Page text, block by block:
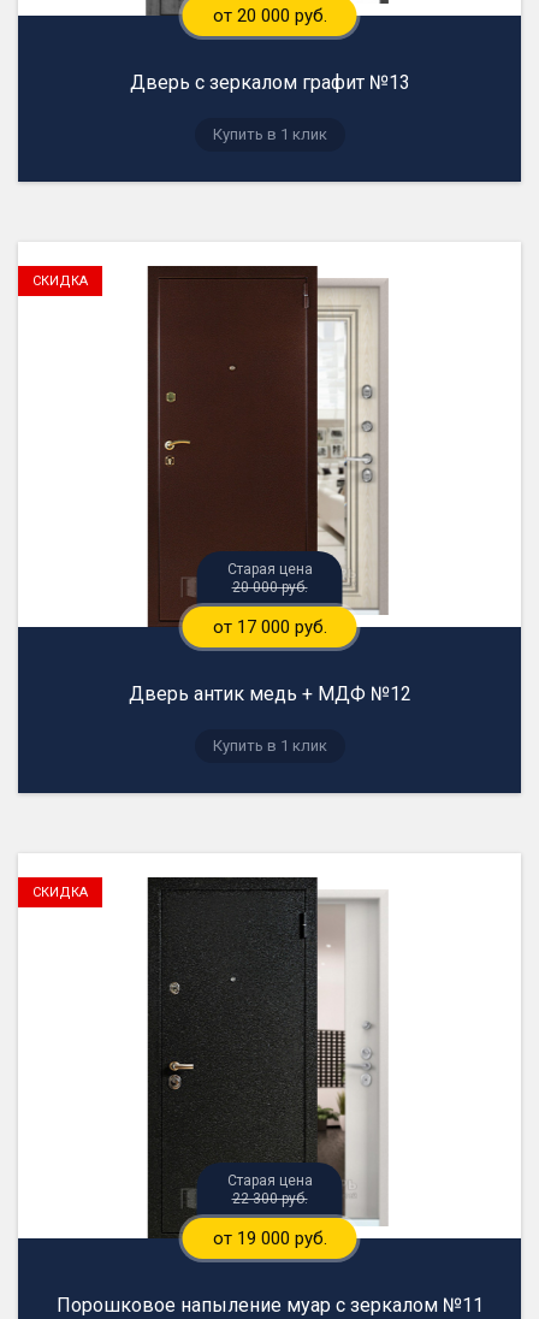
от 20 000 руб.
Дверь с зеркалом графит №13
20 000 руб.
от 17 000 руб.
Дверь антик медь + МДФ №12
22 300 руб.
от 19 000 руб.
Порошковое напыление муар с зеркалом №11